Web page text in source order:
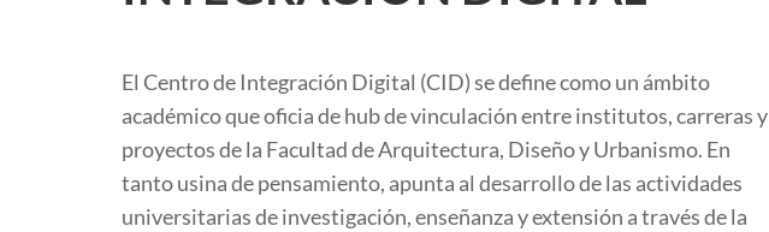
El Centro de Integración Digital (CID) se define como un ámbito
académico que oficia de hub de vinculación entre institutos, carreras y
proyectos de la Facultad de Arquitectura, Diseño y Urbanismo. En
tanto usina de pensamiento, apunta al desarrollo de las actividades
universitarias de investigación, enseñanza y extensión a través de la